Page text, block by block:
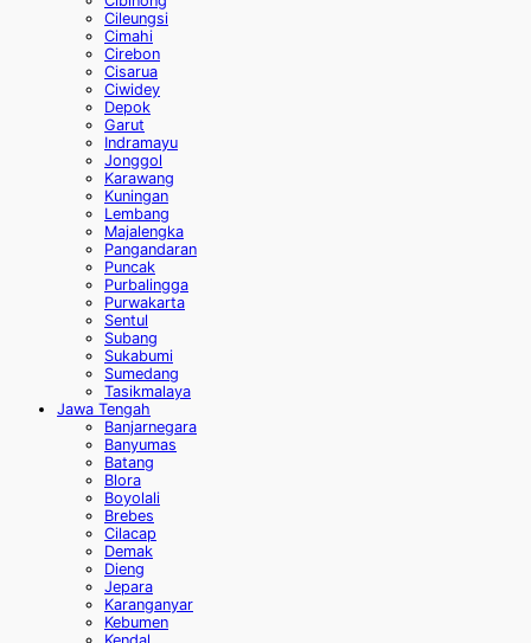
Cileungsi
Cimahi
Cirebon
Cisarua
Ciwidey
Depok
Garut
Indramayu
Jonggol
Karawang
Kuningan
Lembang
Majalengka
Pangandaran
Puncak
Purbalingga
Purwakarta
Sentul
Subang
Sukabumi
Sumedang
Tasikmalaya
Jawa Tengah
Banjarnegara
Banyumas
Batang
Blora
Boyolali
Brebes
Cilacap
Demak
Dieng
Jepara
Karanganyar
Kebumen